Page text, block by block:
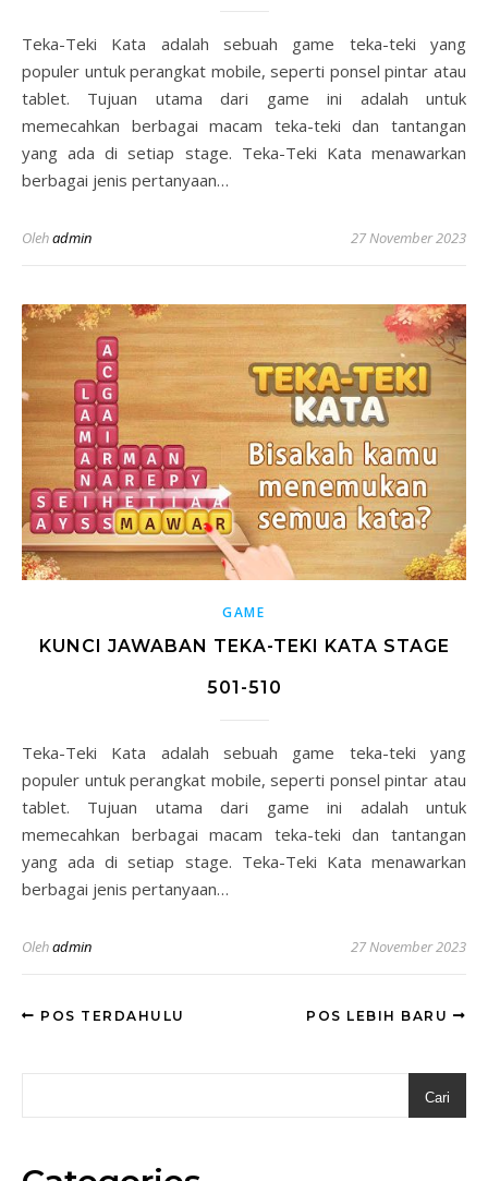
Teka-Teki Kata adalah sebuah game teka-teki yang
populer untuk perangkat mobile, seperti ponsel pintar atau
tablet. Tujuan utama dari game ini adalah untuk
memecahkan berbagai macam teka-teki dan tantangan
yang ada di setiap stage. Teka-Teki Kata menawarkan
berbagai jenis pertanyaan…
Olehadmin 27 November 2023
GAME
KUNCI JAWABAN TEKA-TEKI KATA STAGE
501-510
Teka-Teki Kata adalah sebuah game teka-teki yang
populer untuk perangkat mobile, seperti ponsel pintar atau
tablet. Tujuan utama dari game ini adalah untuk
memecahkan berbagai macam teka-teki dan tantangan
yang ada di setiap stage. Teka-Teki Kata menawarkan
berbagai jenis pertanyaan…
Olehadmin 27 November 2023
POS TERDAHULU POS LEBIH BARU
Cari